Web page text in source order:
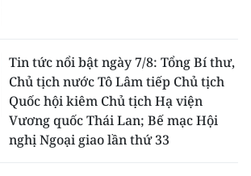
Tin tức nổi bật ngày 7/8: Tổng Bí thư,
Chủ tịch nước Tô Lâm tiếp Chủ tịch
Quốc hội kiêm Chủ tịch Hạ viện
Vương quốc Thái Lan; Bế mạc Hội
nghị Ngoại giao lần thứ 33